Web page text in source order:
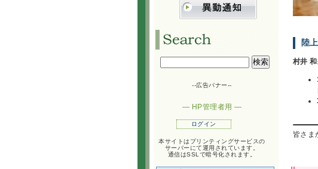
陸
村井
皆さま
--広告バナー--
― HP管理者用 ―
ログイン
本サイトはプリンティングサービスの
サーバーにて運用されています。
通信はSSLで暗号化されます。